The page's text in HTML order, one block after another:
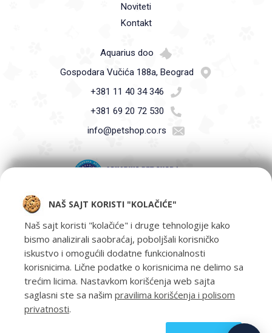
Noviteti
Kontakt
Aquarius doo
Gospodara Vučića 188a, Beograd
+381 11 40 34 346
+381 69 20 72 530
info@petshop.co.rs
Pet Shop Aquarius - Vaši ljubimci zaslužuju samo najbolje -
oprema za kućne ljubimce i hrana za kućne ljubimce Beograd.
NAŠ SAJT KORISTI "KOLAČIĆE"
Naš sajt koristi "kolačiće" i druge tehnologije kako
bismo analizirali saobraćaj, poboljšali korisničko
iskustvo i omogućili dodatne funkcionalnosti
korisnicima. Lične podatke o korisnicima ne delimo sa
trećim licima. Nastavkom korišćenja web sajta
saglasni ste sa našim pravilima korišćenja i polisom
privatnosti.